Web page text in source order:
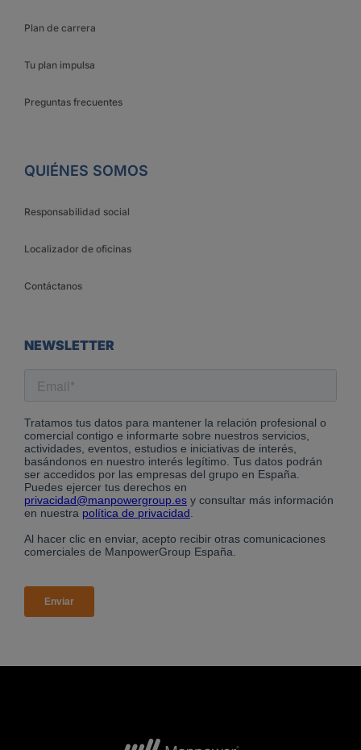
Plan de carrera
Tu plan impulsa
Preguntas frecuentes
QUIÉNES SOMOS
Responsabilidad social
Localizador de oficinas
Contáctanos
NEWSLETTER